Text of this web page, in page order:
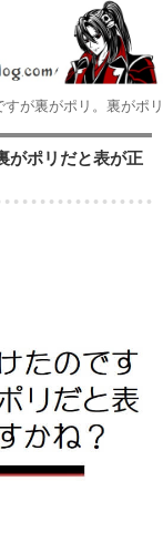
が裏がポリ。裏がポ
がポリだと表が正